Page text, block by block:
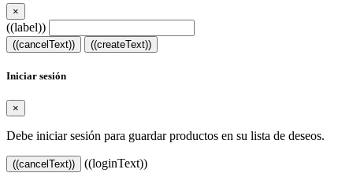
×
((label))
((cancelText)) ((createText))
Iniciar sesión
×
Debe iniciar sesión para guardar productos en su lista de deseos.
((cancelText)) ((loginText))